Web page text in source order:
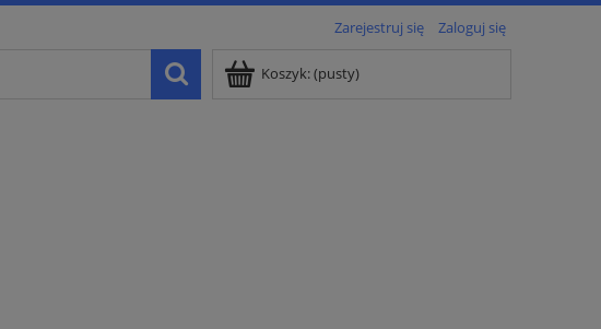
Zarejestruj się Zaloguj się
Koszyk:(pusty)